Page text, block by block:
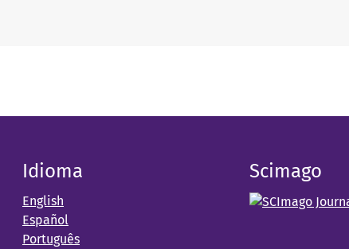
Idioma
English
Español
Português
Scimago